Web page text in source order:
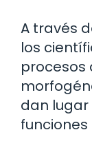
A través
los
procesos
dan
funciones